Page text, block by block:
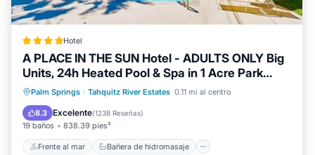
Hotel
A PLACE IN THE SUN Hotel - ADULTS ONLY Big
Units, 24h Heated Pool & Spa in 1 Acre Park
Prime Location, DOG Friendly, TOP Midcentury
Modern Boutique Hotel
Palm Springs · Tahquitz River Estates 0.11 mi al centro
8.3 Excelente(1238 Reseñas)
19 baños 838.39 pies²
Frente al mar Bañera de hidromasaje
Frente al mar
Bañera de hidromasaje
Desayuno
Aparcamiento